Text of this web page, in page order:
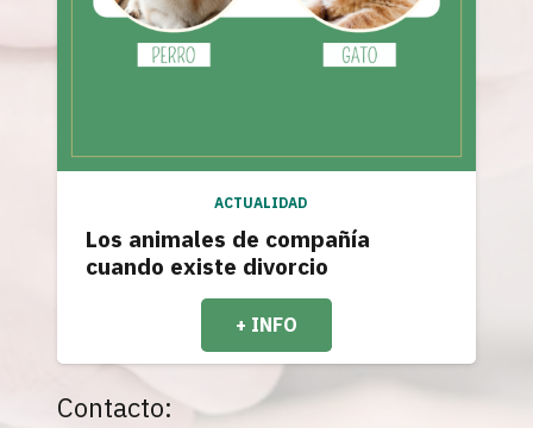
ACTUALIDAD
Los animales de compañía
cuando existe divorcio
+ INFO
Contacto: